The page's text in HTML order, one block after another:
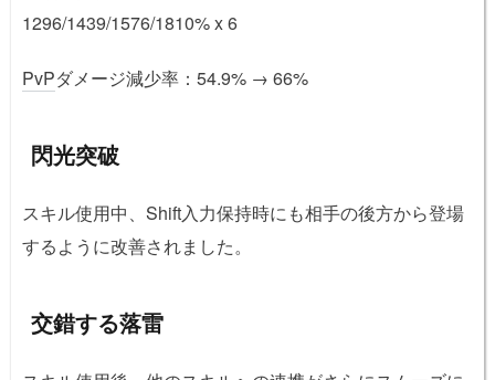
1296/1439/1576/1810% x 6
PvPダメージ減少率：54.9% → 66%
閃光突破
スキル使用中、Shift入力保持時にも相手の後方から登場
するように改善されました。
交錯する落雷